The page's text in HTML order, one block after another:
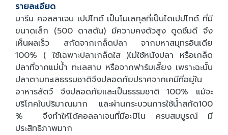
รายละเอียด
มารีน คอลลาเจน เปปไทด์ เป็นโมเลกุลที่เป็นไดเปปไทด์ ที่มี
ขนาดเล็ก (500 ดาลตัน) มีความคงตัวสูง ดูดซึมดี จึง
เห็นผลเร็ว สกัดจากเกล็ดปลา จากมหาสมุทรอินเดีย
100% ( ใช้เฉพาะปลาเกล็ดใส )ไม่ใช้หนังปลา หรือเกล็ด
ปลาที่จากแม่น้ำ ทะเลสาบ หรือจากฟาร์มเลี้ยง เพราะฉะนั้น
ปลาตามทะเลธรรมชาติจึงปลอดภัยปราศจากเคมีที่อยู่ใน
อาหารสัตว์ จึงปลอดภัยและเป็นธรรมชาติ 100% แม้จะ
บริโภคในปริมาณมาก และผ่านกระบวนการใช้น้ำสกัด100
% จึงทำให้ได้คอลลาเจนที่มีอะมิโน ครบสมบูรณ์ มี
ประสิทธิภาพมาก